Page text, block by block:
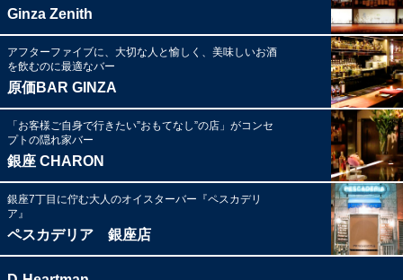
Ginza Zenith
アフターファイブに、大切な人と愉しく、美味しいお酒
を飲むのに最適なバー
原価BAR GINZA
「お客様ご自身で行きたい”おもてなし”の店」がコンセ
プトの隠れ家バー
銀座 CHARON
銀座7丁目に佇む大人のオイスターバー『ペスカデリ
ア』
ペスカデリア 銀座店